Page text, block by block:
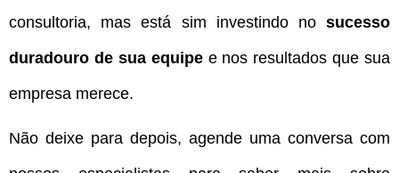
consultoria, mas está sim investindo no sucesso
duradouro de sua equipee nos resultados que sua
empresa merece.
Não deixe para depois, agende uma conversa com